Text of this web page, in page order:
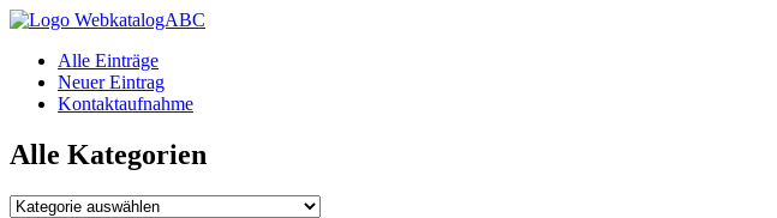
WebkatalogABC
Alle Einträge
Neuer Eintrag
Kontaktaufnahme
Alle Kategorien
Alle